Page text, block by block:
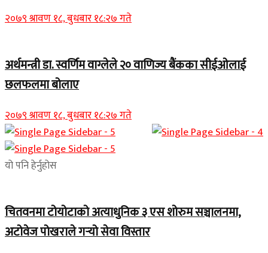
२०७९ श्रावण १८, बुधबार १८:२७ गते
अर्थमन्त्री डा. स्वर्णिम वाग्लेले २० वाणिज्य बैंकका सीईओलाई
छलफलमा बोलाए
२०७९ श्रावण १८, बुधबार १८:२७ गते
यो पनि हेर्नुहोस
चितवनमा टोयोटाको अत्याधुनिक ३ एस शोरुम सञ्चालनमा,
अटोवेज पोखराले गर्‍यो सेवा विस्तार